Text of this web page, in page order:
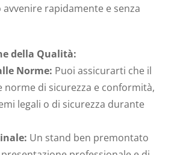
avvenire rapidamente e senza
della Qualità:
Norme: Puoi assicurarti che il
norme di sicurezza e conformità,
legali o di sicurezza durante
Un stand ben premontato